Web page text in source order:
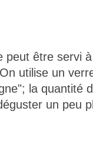
peut être servi
utilise un
la quantité
un peu